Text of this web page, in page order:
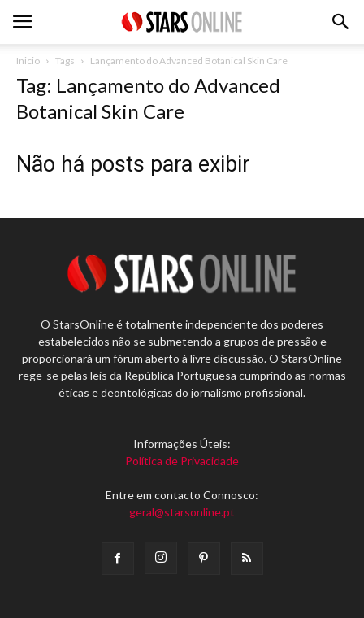
Inicio Tags Lançamento do Advanced Botanical Skin Care
Tag: Lançamento do Advanced
Botanical Skin Care
Não há posts para exibir
O StarsOnline é totalmente independente dos poderes
estabelecidos não se submetendo a grupos de pressão e
proporcionará um fórum aberto à livre discussão. O StarsOnline
rege-se pelas leis da República Portuguesa cumprindo as normas
éticas e deontológicas do jornalismo profissional.
Informações Úteis:
Política de Privacidade
Entre em contacto Connosco:
geral@starsonline.pt